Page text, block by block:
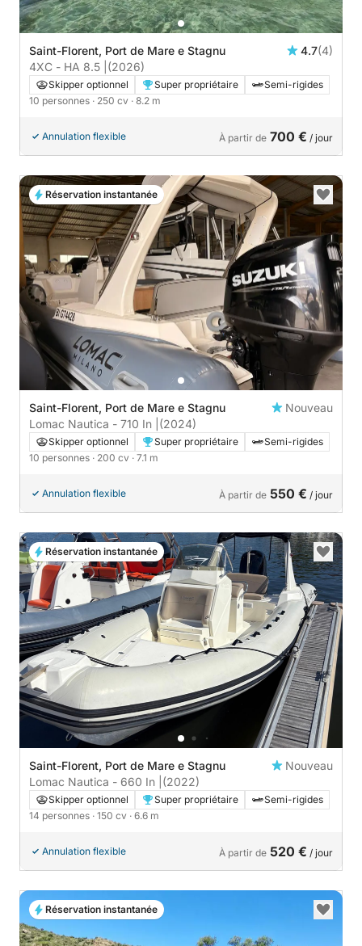
Saint-Florent, Port de Mare e Stagnu 4.7(4)
4XC - HA 8.5 | (2026)
Skipper optionnel Super propriétaire
Semi-rigides
10 personnes · 250 cv · 8.2 m
Annulation flexible À partir de 700 € / jour
Saint-Florent, Port de Mare e Stagnu
Nouveau
Lomac Nautica - 710 In | (2024)
Skipper optionnel Super propriétaire
Semi-rigides
10 personnes · 200 cv · 7.1 m
Annulation flexible À partir de 550 € / jour
Réservation instantanée
Saint-Florent, Port de Mare e Stagnu
Nouveau
Lomac Nautica - 660 In | (2022)
Skipper optionnel Super propriétaire
Semi-rigides
14 personnes · 150 cv · 6.6 m
Annulation flexible À partir de 520 € / jour
Réservation instantanée
Réservation instantanée